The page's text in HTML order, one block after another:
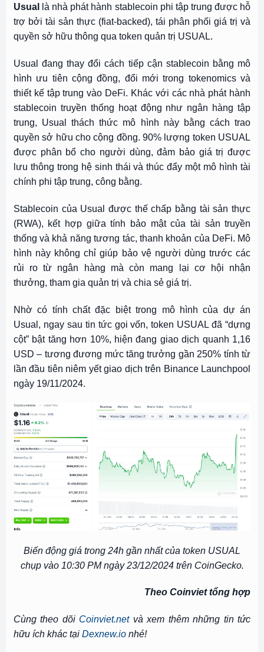
Usual
là nhà phát hành stablecoin phi tập trung được hỗ
trợ bởi tài sản thực (fiat-backed), tái phân phối giá trị và
quyền sở hữu thông qua token quản trị USUAL.
Usual đang thay đổi cách tiếp cận stablecoin bằng mô
hình ưu tiên cộng đồng, đổi mới trong tokenomics và
thiết kế tập trung vào DeFi. Khác với các nhà phát hành
stablecoin truyền thống hoạt động như ngân hàng tập
trung, Usual thách thức mô hình này bằng cách trao
quyền sở hữu cho cộng đồng. 90% lượng token USUAL
được phân bổ cho người dùng, đảm bảo giá trị được
lưu thông trong hệ sinh thái và thúc đẩy một mô hình tài
chính phi tập trung, công bằng.
Stablecoin của Usual được thế chấp bằng tài sản thực
(RWA), kết hợp giữa tính bảo mật của tài sản truyền
thống và khả năng tương tác, thanh khoản của DeFi. Mô
hình này không chỉ giúp bảo vệ người dùng trước các
rủi ro từ ngân hàng mà còn mang lại cơ hội nhận
thưởng, tham gia quản trị và chia sẻ giá trị.
Nhờ có tính chất đặc biệt trong mô hình của dự án
Usual, ngay sau tin tức gọi vốn, token USUAL đã “dựng
cột” bật tăng hơn 10%, hiện đang giao dịch quanh 1,16
USD – tương đương mức tăng trưởng gần 250% tính từ
lần đầu tiên niêm yết giao dịch trên Binance Launchpool
ngày 19/11/2024.
Biến động giá trong 24h gần nhất của token USUAL
chụp vào 10:30 PM ngày 23/12/2024 trên CoinGecko.
Theo Coinviet tổng hợp
Cùng theo dõi Coinviet.netvà xem thêm những tin tức
hữu ích khác tại Dexnew.ionhé!